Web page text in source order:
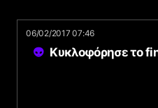
06/02/2017 07:46
Κυκλοφόρησε το